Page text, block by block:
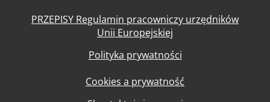
PRZEPISY Regulamin pracowniczy urzędników
Unii Europejskiej
Polityka prywatności
Cookies a prywatność